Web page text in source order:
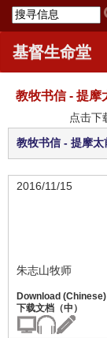
基督生命堂
教牧书信 - 提摩
点击下
教牧书信 - 提摩
2016/11/15
朱志山牧师